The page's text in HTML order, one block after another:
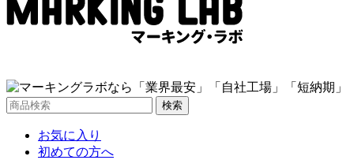
お気に入り
初めての方へ